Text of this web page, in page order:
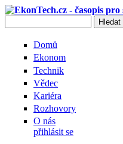
Přejít k hlavnímu obsahu
Domů
Ekonom
Technik
Vědec
Kariéra
Rozhovory
O nás
přihlásit se